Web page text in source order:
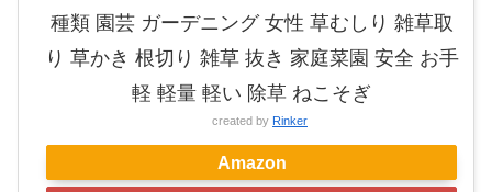
種類 園芸 ガーデニング 女性 草むしり 雑草取
り 草かき 根切り 雑草 抜き 家庭菜園 安全 お手
軽 軽量 軽い 除草 ねこそぎ
created by Rinker
Amazon